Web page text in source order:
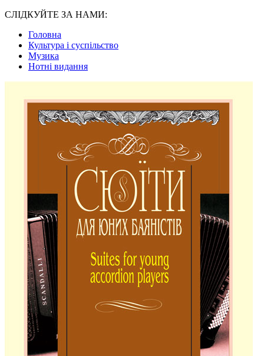
СЛІДКУЙТЕ ЗА НАМИ:
Головна
Культура і суспільство
Музика
Нотні видання